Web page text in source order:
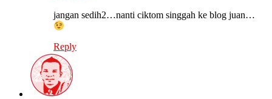
jangan sedih2…nanti ciktom singgah ke blog juan…
Reply